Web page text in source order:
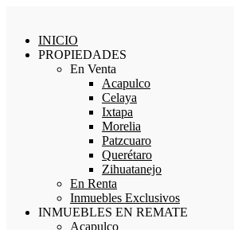
INICIO
PROPIEDADES
En Venta
Acapulco
Celaya
Ixtapa
Morelia
Patzcuaro
Querétaro
Zihuatanejo
En Renta
Inmuebles Exclusivos
INMUEBLES EN REMATE
Acapulco